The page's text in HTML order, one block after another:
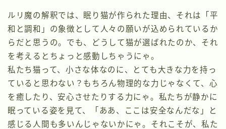
ルリ魔の解釈では、眠り猫が作られた理由、それは「平
和と調和」の象徴として人々の願いが込められているか
らだと思うの。でも、どうして猫が選ばれたのか、それ
を考えるとちょっと感動しちゃうにゃ。
私たち猫って、小さな体なのに、とても大きな力を持っ
ていると思わない？もちろん物理的な力じゃなくて、心
を癒したり、安心させたりする力にゃ。私たちが静かに
眠っている姿を見て、「ああ、ここは安全なんだな」と
感じる人間も多いんじゃないかにゃ。それこそが、私た